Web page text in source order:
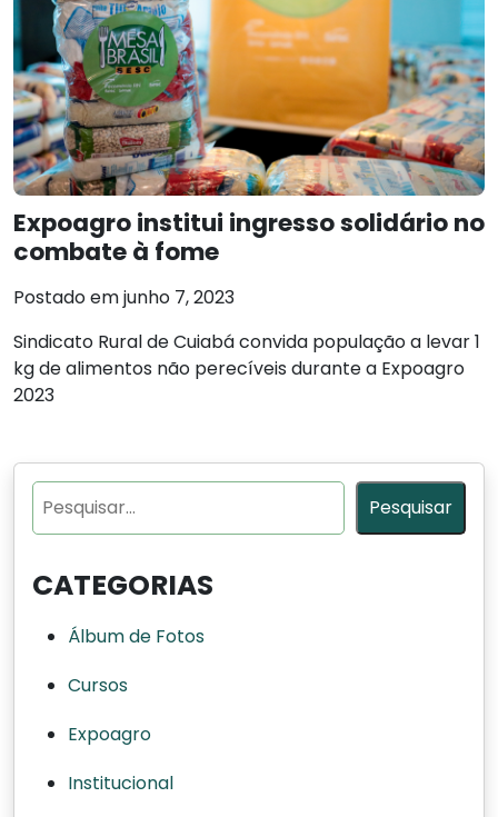
Expoagro institui ingresso solidário no
combate à fome
Postado em junho 7, 2023
Sindicato Rural de Cuiabá convida população a levar 1
kg de alimentos não perecíveis durante a Expoagro
2023
Pesquisar
Pesquisar
CATEGORIAS
Álbum de Fotos
Cursos
Expoagro
Institucional